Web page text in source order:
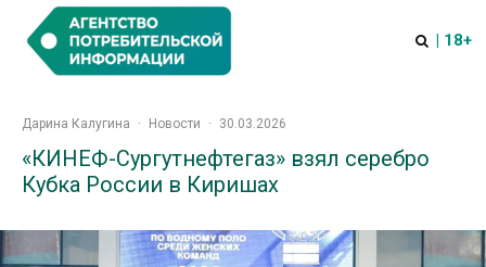
| 18+
Дарина Калугина · Новости · 30.03.2026
«КИНЕФ-Сургутнефтегаз» взял серебро
Кубка России в Киришах